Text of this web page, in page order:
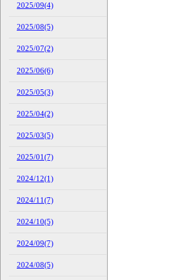
2025/09(4)
2025/08(5)
2025/07(2)
2025/06(6)
2025/05(3)
2025/04(2)
2025/03(5)
2025/01(7)
2024/12(1)
2024/11(7)
2024/10(5)
2024/09(7)
2024/08(5)